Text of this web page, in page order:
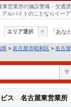
営業所の施設警備・交通
ルバイトのことならイー
エリア選択 「あ
県 > 名古屋市昭和区 > 名古
ビス 名古屋東営業所